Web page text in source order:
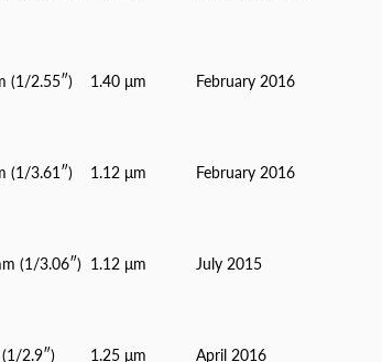
(1/2.55″) 1.40 μm February 2016
(1/3.61″) 1.12 μm February 2016
(1/3.06″) 1.12 μm July 2015
2.9″) 1.25 μm April 2016